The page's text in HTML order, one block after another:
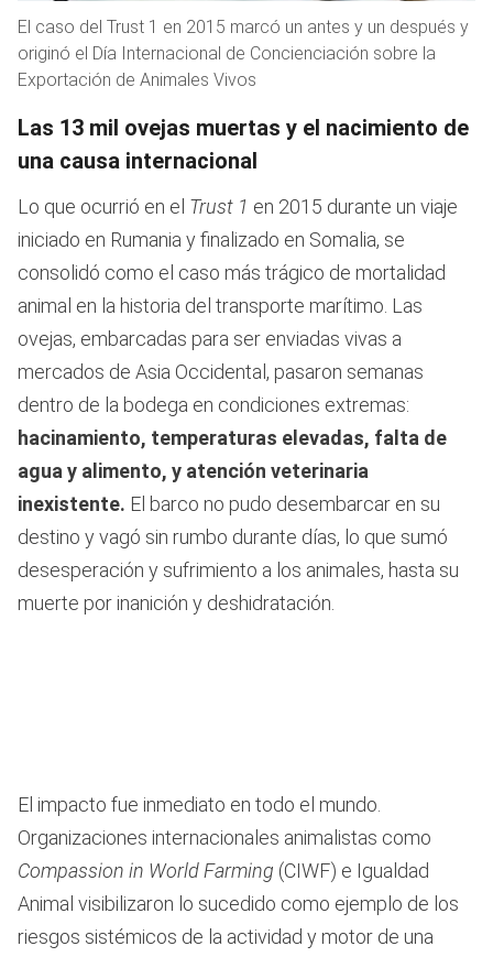
El caso del Trust 1 en 2015 marcó un antes y un después y
originó el Día Internacional de Concienciación sobre la
Exportación de Animales Vivos
Las 13 mil ovejas muertas y el nacimiento de
una causa internacional
Lo que ocurrió en el Trust 1 en 2015 durante un viaje
iniciado en Rumania y finalizado en Somalia, se
consolidó como el caso más trágico de mortalidad
animal en la historia del transporte marítimo. Las
ovejas, embarcadas para ser enviadas vivas a
mercados de Asia Occidental, pasaron semanas
dentro de la bodega en condiciones extremas:
hacinamiento, temperaturas elevadas, falta de
agua y alimento, y atención veterinaria
inexistente. El barco no pudo desembarcar en su
destino y vagó sin rumbo durante días, lo que sumó
desesperación y sufrimiento a los animales, hasta su
muerte por inanición y deshidratación.
El impacto fue inmediato en todo el mundo.
Organizaciones internacionales animalistas como
Compassion in World Farming (CIWF) e Igualdad
Animal visibilizaron lo sucedido como ejemplo de los
riesgos sistémicos de la actividad y motor de una